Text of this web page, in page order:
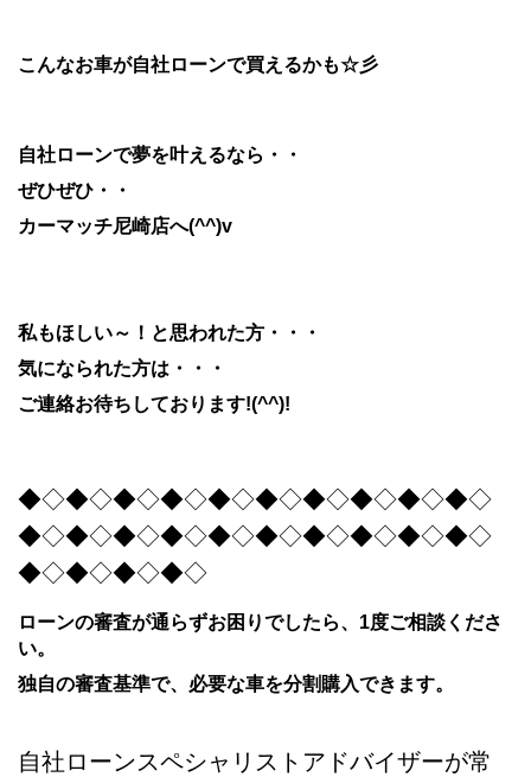
こんなお車が自社ローンで買えるかも☆彡
自社ローンで夢を叶えるなら・・
ぜひぜひ・・
カーマッチ尼崎店へ(^^)v
私もほしい～！と思われた方・・・
気になられた方は・・・
ご連絡お待ちしております!(^^)!
◆◇◆◇◆◇◆◇◆◇◆◇◆◇◆◇◆◇◆◇
◆◇◆◇◆◇◆◇◆◇◆◇◆◇◆◇◆◇◆◇
◆◇◆◇◆◇◆◇
ローンの審査が通らずお困りでしたら、1度ご相談くださ
い。
独自の審査基準で、必要な車を分割購入できます。
自社ローンスペシャリストアドバイザーが常